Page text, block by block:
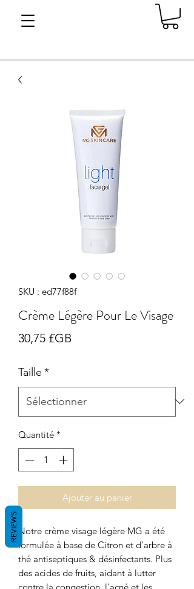
SKU : ed77f88f
Crème Légère Pour Le Visage
30,75 £GB
Taille *
Quantité *
Ajouter au panier
Notre crème visage légère MG a été
formulée à base de Citron et d'arbre à
thé antiseptiques & désinfectants. Plus
des acides de fruits, aidant à lutter
REVIEWS